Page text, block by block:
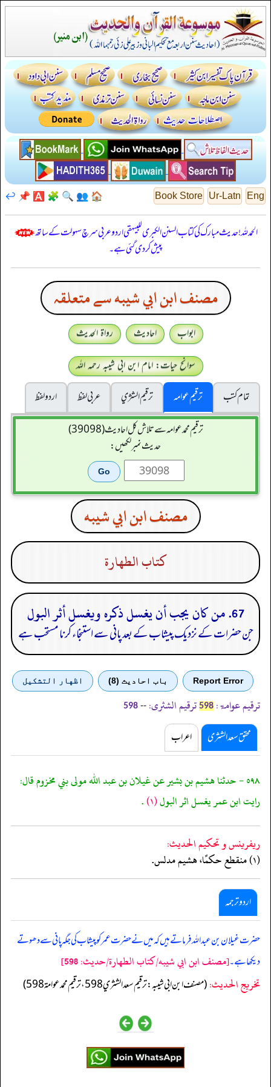
Eng
Ur-Latn
Book Store
🏠
👥
🔍
🧩
🅰️
📌
↩️
الحمدللہ! حدیث مبارک کی کتاب السنن الكبرى للبيهقي اردو عربی سرچ سہولت کے ساتھ
پیش کر دی گئی ہے۔
مصنف ابن ابي شيبه سے متعلقہ
ابواب احادیث
رواۃ الحدیث
سوانح حیات: امام ابن ابی شیبہ رحمہ اللہ
تمام کتب
ترقیم عوامہ ترقيم الشژي عربی لفظ
اردو لفظ
ترقیم محمدعوامہ سے تلاش کل احادیث (39098)
حدیث نمبر لکھیں:
مصنف ابن ابي شيبه
كتاب الطهارة
67. من كان يجب أن يغسل ذكره ويغسل أثر البول
جن حضرات کے نزدیک پیشاب کے بعد پانی سے استنجاء کرنا مستحب ہے
Report Error باب احادیث (8) اظهار التشكيل
ترقیم عوامۃ: 598 ترقیم الشثری: --
598
محقق سعد الشثری اعراب
٥٩٨ - حدثنا هشيم بن بشير عن غيلان بن عبد الله مولى بني مخزوم قال:
رايت ابن عمر يغسل اثر البول(١) .
ريفرينس و تحكيم الحدیث:
(١) منقطع حكمًا، هشيم مدلس.
اردو ترجمہ
حضرت غیلان بن عبد اللہ فرماتے ہیں کہ میں نے حضرت عمرکو پیشاب کی جگہ پانی سے دھوتے
دیکھا ہے۔[مصنف ابن ابي شيبه/كتاب الطهارة/حدیث: 598]
تخریج الحدیث:(مصنف ابن ابي شيبه: ترقيم سعد الشثري 598، ترقيم محمد عوامة 598)